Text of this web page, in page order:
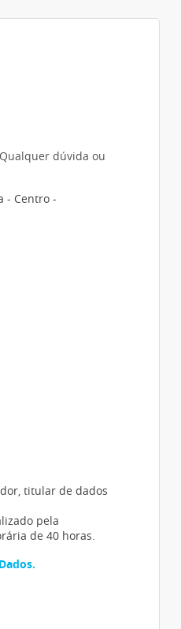
dúvida ou
- Centro -
titular de dados
pela
de 40 horas.